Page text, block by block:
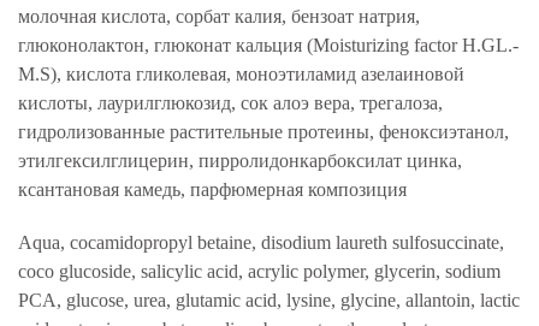
молочная кислота, сорбат калия, бензоат натрия,
глюконолактон, глюконат кальция (Moisturizing factor H.GL.-
M.S), кислота гликолевая, моноэтиламид азелаиновой
кислоты, лаурилглюкозид, сок алоэ вера, трегалоза,
гидролизованные растительные протеины, феноксиэтанол,
этилгексилглицерин, пирролидонкарбоксилат цинка,
ксантановая камедь, парфюмерная композиция
Aqua, cocamidopropyl betaine, disodium laureth sulfosuccinate,
coco glucoside, salicylic acid, acrylic polymer, glycerin, sodium
PCA, glucose, urea, glutamic acid, lysine, glycine, allantoin, lactic